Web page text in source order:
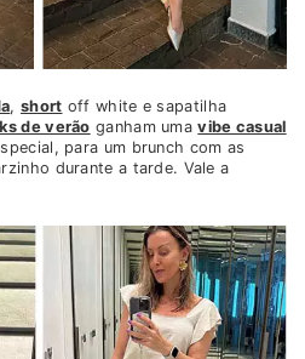
,short off white e sapatilha
de verão ganham umavibe casual
para um brunch com as
durante a tarde. Vale a